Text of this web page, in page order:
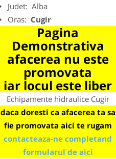
Judet: Alba
Oras: Cugir
Pagina
Demonstrativa
afacerea nu este
promovata
iar locul este liber
Echipamente hidraulice Cugir
daca doresti ca afacerea ta sa
fie promovata aici te rugam
contacteaza-ne completand
formularul de aici